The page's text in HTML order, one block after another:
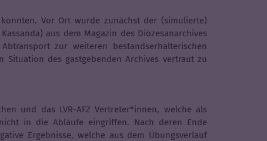
Vor Ort wurde zunächst der (simulierte)
aus dem Magazin des Diözesanarchives
zur weiteren bestandserhalterischen
des gastgebenden Archives vertraut zu
und das LVR-AFZ Vertreter*innen, welche als
in die Abläufe eingriffen. Nach deren Ende
Ergebnisse, welche aus dem Übungsverlauf